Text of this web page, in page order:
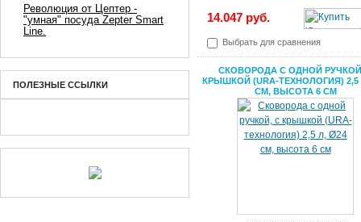
14.047 руб.
Выбрать для сравнения
СКОВОРОДА С ОДНОЙ
КРЫШКОЙ (URA-ТЕХНОЛОГИЯ) 2,5
СМ, ВЫСОТА 6 СМ
Революция от Цептер -
"умная" посуда Zepter Smart
Line.
ПОЛЕЗНЫЕ ССЫЛКИ